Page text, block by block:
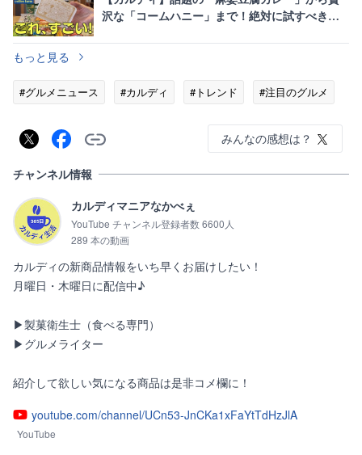
沢な「コームハニー」まで！絶対に試すべき新
もっと見る
#グルメニュース #カルディ #トレンド #注目のグルメ
みんなの感想は？
チャンネル情報
カルディマニアなかべぇ
YouTube チャンネル登録者数 6600人
289 本の動画
カルディの新商品情報をいち早くお届けしたい！
月曜日・木曜日に配信中♪
▶製菓衛生士（食べる専門）
▶グルメライター
紹介して欲しい気になる商品は是非コメ欄に！
youtube.com/channel/UCn53-JnCKa1xFaYtTdHzJlA
YouTube